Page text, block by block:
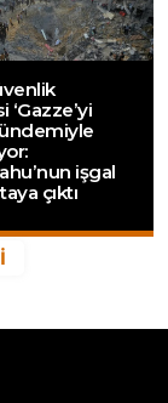
‘Gazze’yi
işgal
çıktı